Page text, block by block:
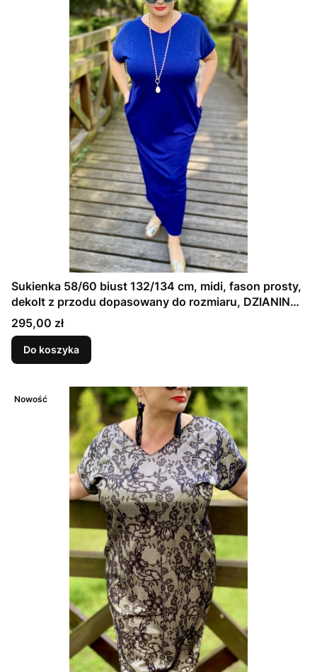
Sukienka 58/60 biust 132/134 cm, midi, fason prosty,
dekolt z przodu dopasowany do rozmiaru, DZIANINA
ŻAKARDOWA PREMIUM, GRANATOWA, TŁOCZONE
KWIATY
Cena
295,00 zł
Do koszyka
Nowość